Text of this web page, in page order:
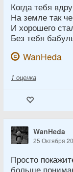
Когда тебя
На земле так
И хорошего
Без тебя
WanHeda
1 оценка
WanHeda
25 Октября
Просто
больше